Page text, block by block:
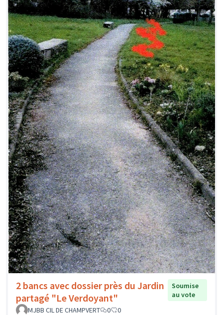
2 bancs avec dossier près du Jardin
partagé "Le Verdoyant"
Soumise
au vote
MJBB CIL DE CHAMPVERT
0 0